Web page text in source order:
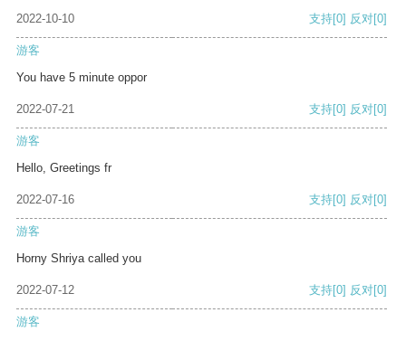
2022-10-10 支持[0] 反对[0]
游客
You have 5 minute oppor
2022-07-21 支持[0] 反对[0]
游客
Hello, Greetings fr
2022-07-16 支持[0] 反对[0]
游客
Horny Shriya called you
2022-07-12 支持[0] 反对[0]
游客